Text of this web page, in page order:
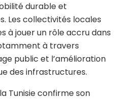
durable et
Les collectivités locales
à jouer un rôle accru dans
à travers
public et l’amélioration
des infrastructures.
Tunisie confirme son